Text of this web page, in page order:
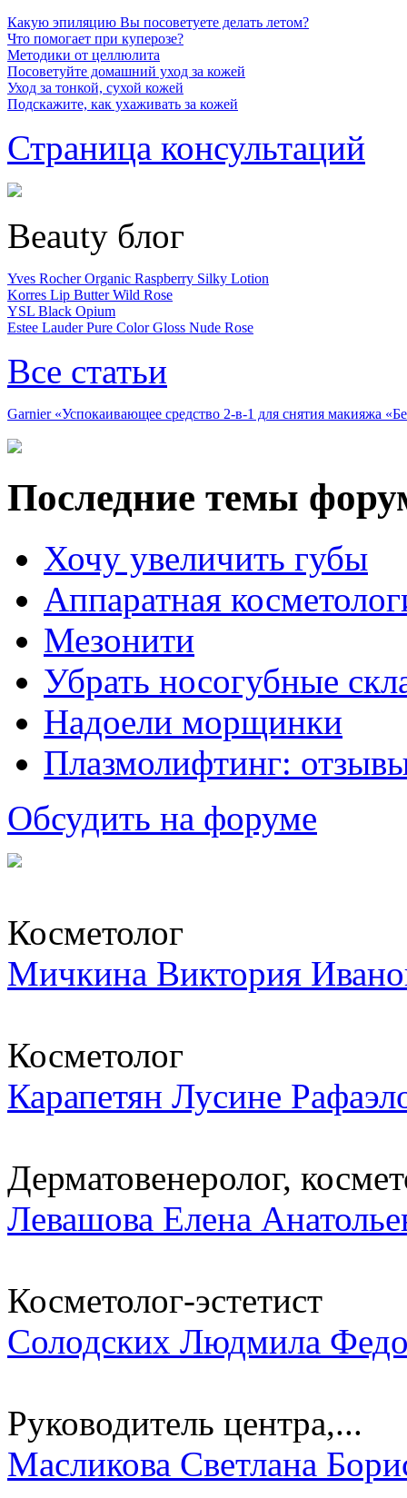
Какую эпиляцию Вы посоветуете делать летом?
Что помогает при куперозе?
Методики от целлюлита
Посоветуйте домашний уход за кожей
Уход за тонкой, сухой кожей
Подскажите, как ухаживать за кожей
Страница консультаций
Beauty блог
Yves Rocher Organic Raspberry Silky Lotion
Korres Lip Butter Wild Rose
YSL Black Opium
Estee Lauder Pure Color Gloss Nude Rose
Все статьи
Garnier «Успокаивающее средство 2-в-1 для снятия макияжа
Последние темы
Хочу увеличить губы
Аппаратная
Мезонити
Убрать носогубные
Надоели морщинки
Плазмолифтинг:
Обсудить на форуме
Косметолог
Мичкина Виктория
Косметолог
Карапетян Лусине
Дерматовенеролог,
Левашова Елена
Косметолог-эстетист
Солодских Людмила
Руководитель центра,...
Масликова Светлана